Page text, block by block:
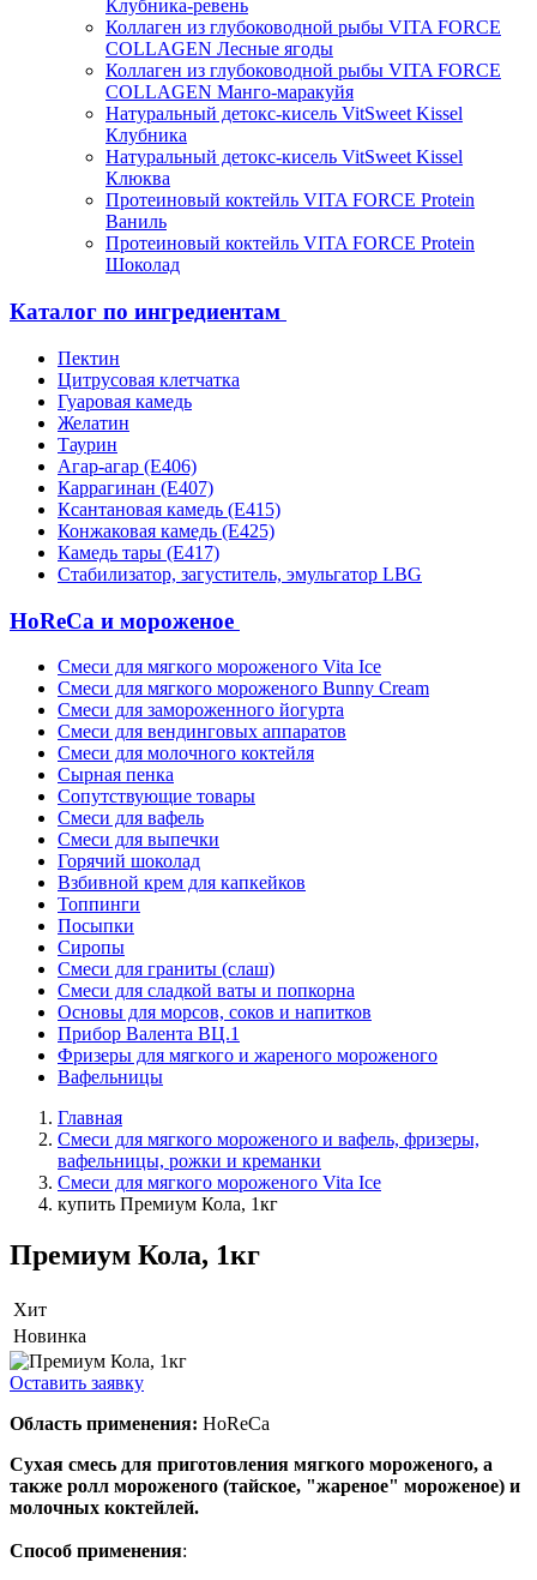
Клубника-ревень
Коллаген из глубоководной рыбы VITA FORCE
COLLAGEN Лесные ягоды
Коллаген из глубоководной рыбы VITA FORCE
COLLAGEN Манго-маракуйя
Натуральный детокс-кисель VitSweet Kissel
Клубника
Натуральный детокс-кисель VitSweet Kissel
Клюква
Протеиновый коктейль VITA FORCE Protein
Ваниль
Протеиновый коктейль VITA FORCE Protein
Шоколад
Каталог по ингредиентам
Пектин
Цитрусовая клетчатка
Гуаровая камедь
Желатин
Таурин
Агар-агар (Е406)
Каррагинан (Е407)
Ксантановая камедь (Е415)
Конжаковая камедь (Е425)
Камедь тары (Е417)
Стабилизатор, загуститель, эмульгатор LBG
HoReCa и мороженое
Смеси для мягкого мороженого Vita Ice
Смеси для мягкого мороженого Bunny Cream
Смеси для замороженного йогурта
Смеси для вендинговых аппаратов
Смеси для молочного коктейля
Сырная пенка
Сопутствующие товары
Смеси для вафель
Смеси для выпечки
Горячий шоколад
Взбивной крем для капкейков
Топпинги
Посыпки
Сиропы
Смеси для граниты (слаш)
Смеси для сладкой ваты и попкорна
Основы для морсов, соков и напитков
Прибор Валента ВЦ.1
Фризеры для мягкого и жареного мороженого
Вафельницы
Главная
Смеси для мягкого мороженого и вафель, фризеры,
вафельницы, рожки и креманки
Смеси для мягкого мороженого Vita Ice
купить Премиум Кола, 1кг
Премиум Кола, 1кг
Хит
Новинка
Оставить заявку
Область применения: HoReCa
Сухая смесь для приготовления мягкого мороженого, а
также ролл мороженого (тайское, "жареное" мороженое) и
молочных коктейлей.
Способ применения: